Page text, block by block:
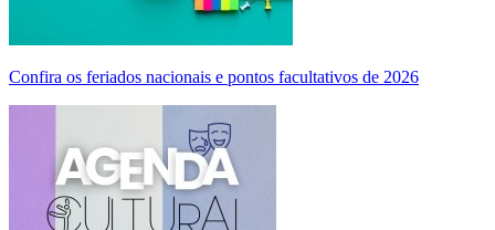
Confira os feriados nacionais e pontos facultativos de 2026